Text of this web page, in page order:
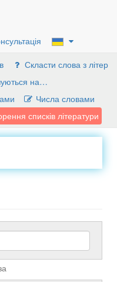
Скласти слова з літер
на…
Числа словами
списків літератури